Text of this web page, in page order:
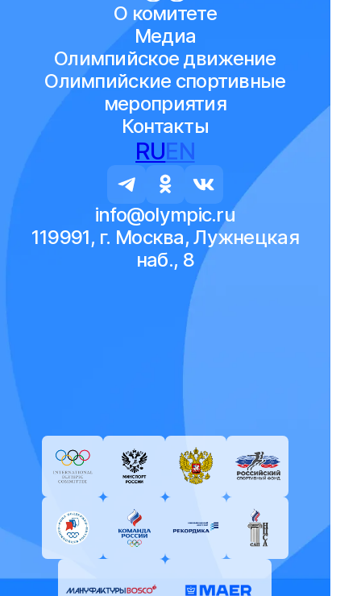
О комитете
Медиа
Олимпийское движение
Олимпийские спортивные
мероприятия
Контакты
RUEN
info@olympic.ru
119991, г. Москва, Лужнецкая
наб., 8